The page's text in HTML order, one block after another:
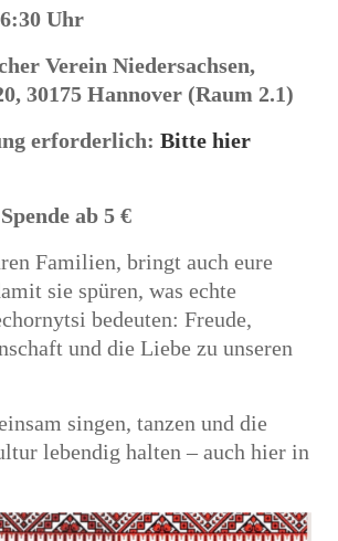
Uhr
Verein Niedersachsen,
30175 Hannover (Raum 2.1)
erforderlich: Bitte hier
ab 5 €
Familien, bringt auch eure
sie spüren, was echte
bedeuten: Freude,
und die Liebe zu unseren
singen, tanzen und die
lebendig halten – auch hier in